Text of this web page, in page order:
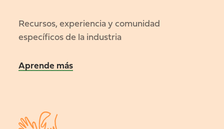
Recursos, experiencia y comunidad
específicos de la industria
Aprende más